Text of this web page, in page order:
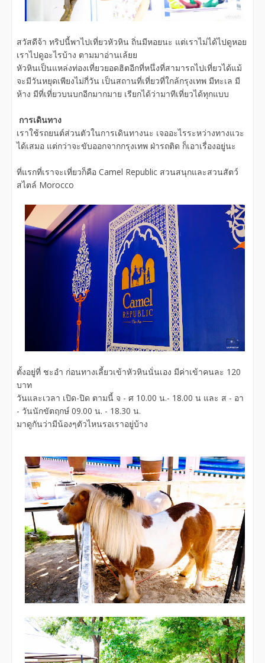
สวัสดีจ้า ทริปนี้พาไปเที่ยวหัวหิน ถิ่นมีหอยนะ แต่เราไม่ได้ไปดูหอย
เราไปดูอะไรบ้าง ตามมาอ่านเล้ยย
หัวหินเป็นแหล่งท่องเที่ยวยอดฮิตอีกที่หนึ่งที่สามารถไปเที่ยวได้แม้
จะมีวันหยุดเพียงไม่กี่วัน เป็นสถานที่เที่ยวที่ใกล้กรุงเทพ มีทะเล มี
ห้าง มีที่เที่ยวบนบกอีกมากมาย เรียกได้ว่ามาทีเที่ยวได้ทุกแบบ
การเดินทาง
เราใช้รถยนต์ส่วนตัวในการเดินทางนะ เจออะไรระหว่างทางแวะ
ได้เสมอ แต่กว่าจะขับออกจากกรุงเทพ ฝ่ารถติด ก็เอาเรื่องอยู่นะ
ที่แรกที่เราจะเที่ยวก็คือ Camel Republic สวนสนุกและสวนสัตว์
สไตล์ Morocco
ตั้งอยู่ที่ ชะอำ ก่อนทางเลี้ยวเข้าหัวหินนั่นเอง มีค่าเข้าคนละ 120
บาท
วันและเวลา เปิด-ปิด ตามนี้ จ - ศ 10.00 น.- 18.00 น และ ส - อา
- วันนักขัตฤกษ์ 09.00 น. - 18.30 น.
มาดูกันว่ามีน้องๆตัวไหนรอเราอยู่บ้าง